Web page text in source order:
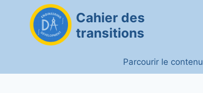
Cahier des
transitions
Parcourir le contenu